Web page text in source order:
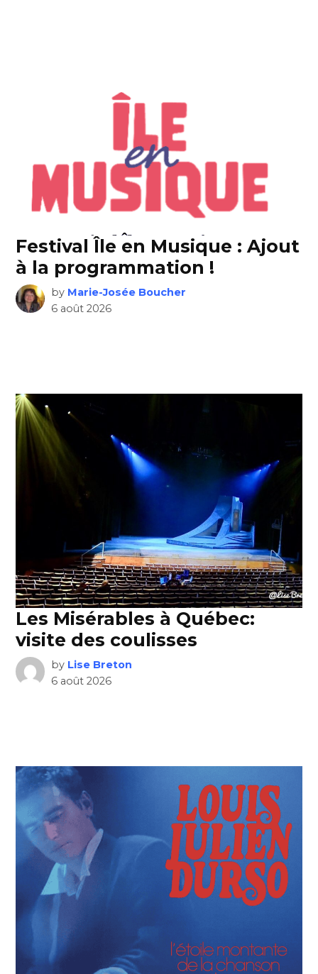
Festival Île en Musique : Ajout
à la programmation !
by Marie-Josée Boucher
6 août 2026
Les Misérables à Québec:
visite des coulisses
by Lise Breton
6 août 2026